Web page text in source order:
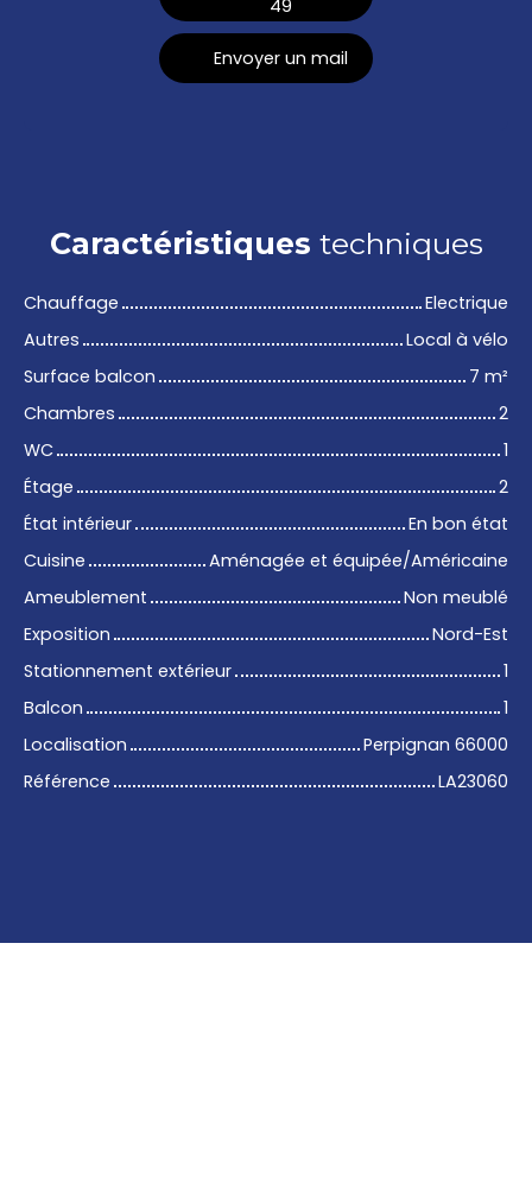
49
Envoyer un mail
Caractéristiques techniques
Chauffage
Electrique
Autres
Local à vélo
Surface balcon
7 m²
Chambres
2
WC
1
Étage
2
État intérieur
En bon état
Cuisine
Aménagée et équipée/Américaine
Ameublement
Non meublé
Exposition
Nord-Est
Stationnement extérieur
1
Balcon
1
Localisation
Perpignan 66000
Référence
LA23060